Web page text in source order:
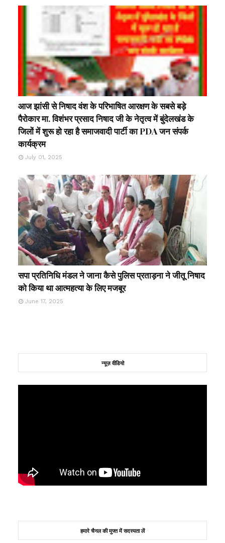
आज झांसी से निषाद वंश के परिभाषित आरक्षण के सबसे बड़े
पैरोकार मा. विशंभर प्रसाद निषाद जी के नेतृत्व में बुंदेलखंड के
जिलों में शुरू हो रहा है समाजवादी पार्टी का PDA जन संपर्क
कार्यक्रम
July 01, 2025
सपा प्रतिनिधि मंडल ने जाना कैसे पुलिस प्रताड़ना ने जीतू निषाद
को किया था आत्महत्या के लिए मजबूर
June 17, 2025
न्यूज़ वीडियो
हमारे चैनल की मुफ्त में सदस्यता लें